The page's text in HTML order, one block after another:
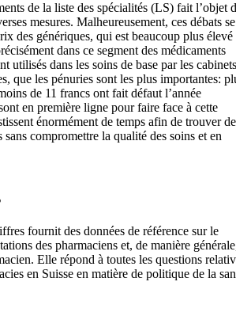
de la liste des spécialités (LS) fait l’objet
mesures. Malheureusement, ces débats se
des génériques, qui est beaucoup plus élevé
dans ce segment des médicaments
utilisés dans les soins de base par les cabinets
que les pénuries sont les plus importantes:
de 11 francs ont fait défaut l’année
en première ligne pour faire face à cette
énormément de temps afin de trouver
compromettre la qualité des soins et en
fournit des données de référence sur le
des pharmaciens et, de manière
Elle répond à toutes les questions
en Suisse en matière de politique de la